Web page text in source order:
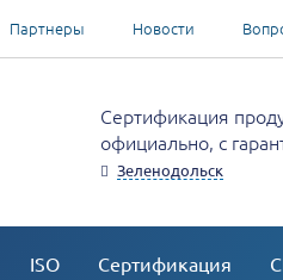
Партнеры Новости
Сертификация
официально, с
Зеленодольск
ISO Сертификация